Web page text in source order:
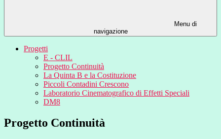
Menu di
navigazione
Progetti
E - CLIL
Progetto Continuità
La Quinta B e la Costituzione
Piccoli Contadini Crescono
Laboratorio Cinematografico di Effetti Speciali
DM8
Progetto Continuità